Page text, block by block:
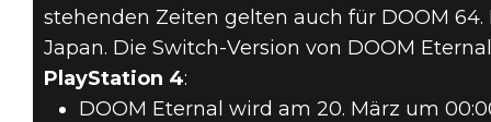
stehenden Zeiten gelten auch für DOOM
Japan. Die Switch-Version von DOOM
PlayStation 4:
DOOM Eternal wird am 20. März um